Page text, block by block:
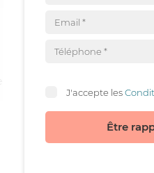
J'accepte les
Être